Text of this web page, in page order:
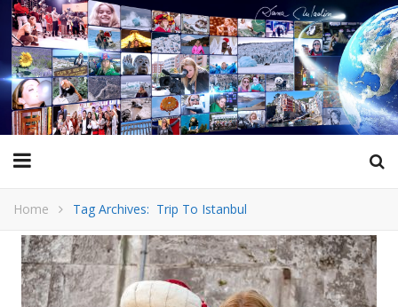
Home Tag Archives: Trip To Istanbul